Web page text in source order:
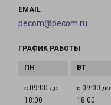
EMAIL
pecom@pecom.ru
ГРАФИК РАБОТЫ
с 09:00 до
18:00
с 09:00 до
18:00